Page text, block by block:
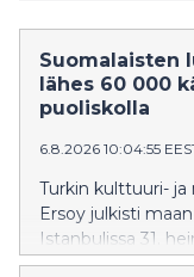
Suomalaisten
lähes 60 000
puoliskolla
6.8.2026 10:04:55
Turkin kulttuuri-
Ersoy julkisti
Istanbulissa 31.